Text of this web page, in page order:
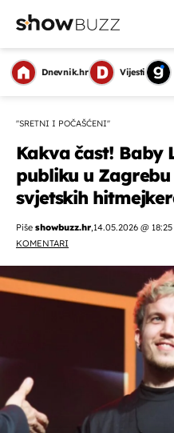
Dnevnik.hr Vijesti
''SRETNI I POČAŠĆENI''
Kakva čast! Baby
publiku u
svjetskih
Piše showbuzz.hr,14.05.2026 @ 18:25
KOMENTARI
OMOGUĆI